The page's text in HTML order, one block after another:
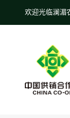
欢迎光临澜湄